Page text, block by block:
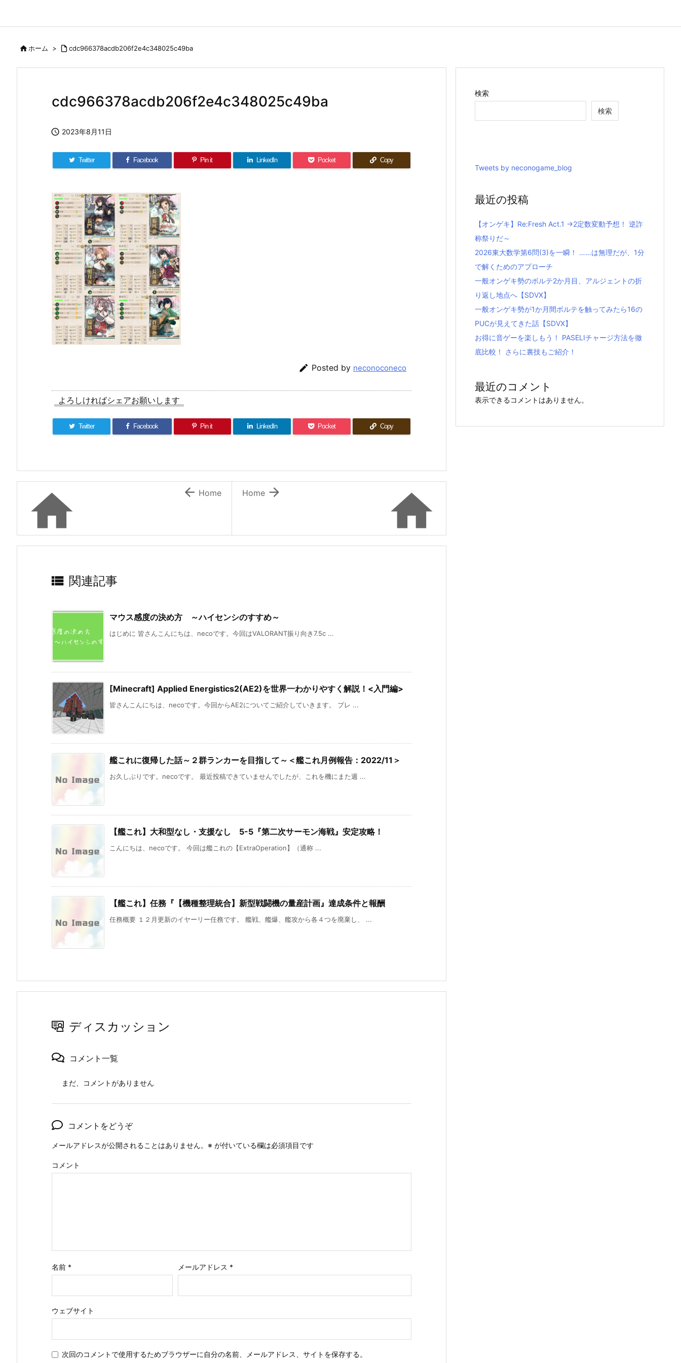
ホーム >  cdc966378acdb206f2e4c348025c49ba
cdc966378acdb206f2e4c348025c49ba
 2023年8月11日
Twitter Facebook Pin it LinkedIn Pocket Copy
 Posted by neconoconeco
よろしければシェアお願いします
Twitter Facebook Pin it LinkedIn Pocket Copy


Home
  Home
 関連記事
マウス感度の決め方 ～ハイセンシのすすめ～
はじめに 皆さんこんにちは、necoです。今回はVALORANT振り向き7.5c ...
[Minecraft] Applied Energistics2(AE2)を世界一わかりやすく解説！<入門編>
皆さんこんにちは、necoです。今回からAE2についてご紹介していきます。 プレ ...
艦これに復帰した話～２群ランカーを目指して～＜艦これ月例報告：2022/11＞
お久しぶりです。necoです。 最近投稿できていませんでしたが、これを機にまた週 ...
【艦これ】大和型なし・支援なし 5-5『第二次サーモン海戦』安定攻略！
こんにちは、necoです。 今回は艦これの【ExtraOperation】（通称 ...
【艦これ】任務『【機種整理統合】新型戦闘機の量産計画』達成条件と報酬
任務概要 １２月更新のイヤーリー任務です。 艦戦、艦爆、艦攻から各４つを廃棄し、 ...
ディスカッション
コメント一覧
まだ、コメントがありません
コメントをどうぞ
メールアドレスが公開されることはありません。 ※ が付いている欄は必須項目です
コメント
名前 * メールアドレス *
ウェブサイト
次回のコメントで使用するためブラウザーに自分の名前、メールアドレス、サイトを保存する。
検索
検索
Tweets by neconogame_blog
最近の投稿
【オンゲキ】Re:Fresh Act.1 →2定数変動予想！ 逆詐
称祭りだ～
2026東大数学第6問(3)を一瞬！ ……は無理だが、1分
で解くためのアプローチ
一般オンゲキ勢のボルテ2か月目、アルジェントの折
り返し地点へ【SDVX】
一般オンゲキ勢が1か月間ボルテを触ってみたら16の
PUCが見えてきた話【SDVX】
お得に音ゲーを楽しもう！ PASELIチャージ方法を徹
底比較！ さらに裏技もご紹介！
最近のコメント
表示できるコメントはありません。